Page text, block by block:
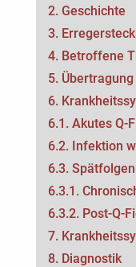
Aktuelles
FAQs Q-Fieber
CoxBase
QFIG
Login
English
2. Geschichte
3.
4. Betroffene
5.
6.
6.1. Akutes Q-
6.2. Infektion
6.3. Spätfolgen
6.3.1.
6.3.2. Post-Q-
7.
8. Diagnostik